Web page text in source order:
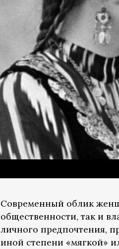
Современный облик
общественности, так и
личного предпочтения,
иной степени «мягкой»